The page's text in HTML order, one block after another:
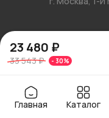
23 480 ₽
33 543 ₽ - 30%
Главная Каталог